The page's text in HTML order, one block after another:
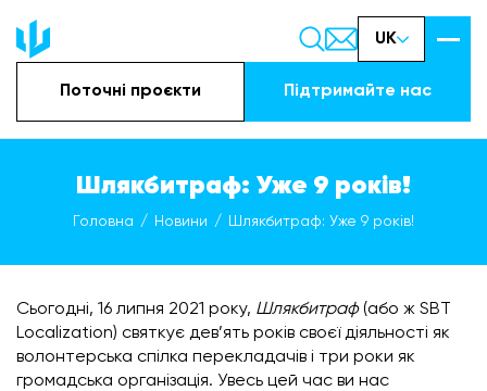
UK
Поточні проєкти Підтримайте наc
Шлякбитраф: Уже 9 років!
Головна Новини Шлякбитраф: Уже 9 років!
Сьогодні, 16 липня 2021 року, Шлякбитраф(або ж SBT
Localization) святкує дев’ять років своєї діяльності як
волонтерська спілка перекладачів і три роки як
громадська організація. Увесь цей час ви нас